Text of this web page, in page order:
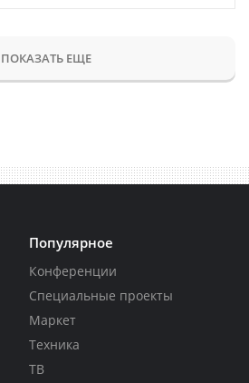
ПОКАЗАТЬ ЕЩЕ
Популярное
Конференции
Специальные проекты
Маркет
Техника
ТВ